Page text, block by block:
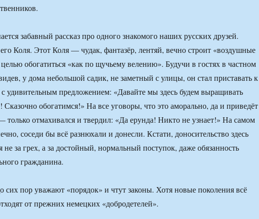
забавный рассказ про одного знакомого наших русских друзей.
Коля. Этот Коля — чудак, фантазёр, лентяй, вечно строит «воздушные
обогатиться «как по щучьему велению». Будучи в гостях в частном
у дома небольшой садик, не заметный с улицы, он стал приставать к
с удивительным предложением: «Давайте мы здесь будем выращивать
обогатимся!» На все уговоры, что это аморально, да и
отмахивался и твердил: «Да ерунда! Никто не узнает!» На самом
соседи бы всё разнюхали и донесли. Кстати, доносительство здесь
не за грех, а за достойный, нормальный поступок, даже обязанность
гражданина.
пор уважают «порядок» и чтут законы. Хотя новые поколения всё
от прежних немецких «добродетелей».